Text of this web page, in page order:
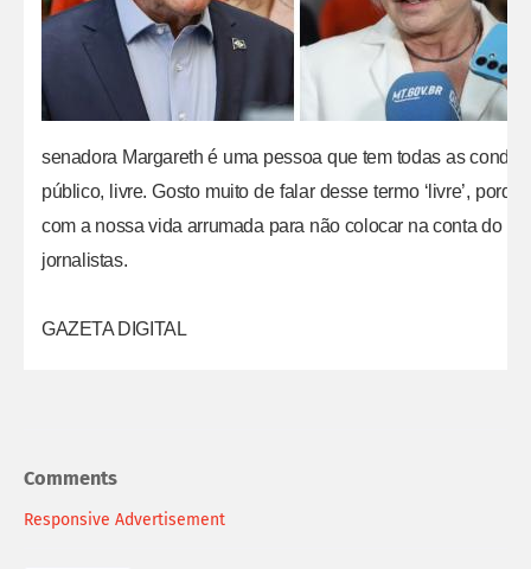
senadora Margareth é uma pessoa que tem todas as
público, livre. Gosto muito de falar desse termo ‘livre’,
com a nossa vida arrumada para não colocar na conta do
jornalistas.
GAZETA DIGITAL
Comments
Responsive Advertisement